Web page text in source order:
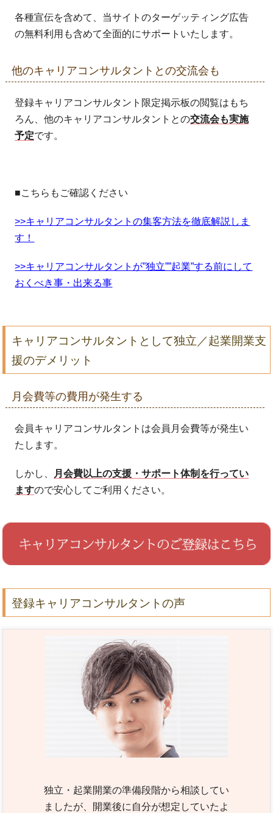
各種宣伝を含めて、当サイトのターゲッティング広告
の無料利用も含めて全面的にサポートいたします。
他のキャリアコンサルタントとの交流会も
登録キャリアコンサルタント限定掲示板の閲覧はもち
ろん、他のキャリアコンサルタントとの交流会も実施
予定です。
■こちらもご確認ください
>>キャリアコンサルタントの集客方法を徹底解説しま
す！
>>キャリアコンサルタントが”独立””起業”する前にして
おくべき事・出来る事
キャリアコンサルタントとして独立／起業開業支
援のデメリット
月会費等の費用が発生する
会員キャリアコンサルタントは会員月会費等が発生い
たします。
しかし、
月会費以上の支援・サポート体制を行ってい
ますので安心してご利用ください。
登録キャリアコンサルタントの声
独立・起業開業の準備段階から相談してい
ましたが、開業後に自分が想定していたよ